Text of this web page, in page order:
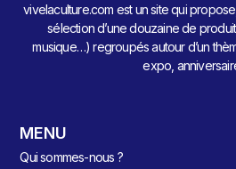
vivelaculture.com est un site qui
sélection d’une douzaine de
musique…) regroupés autour d’un
expo,
MENU
Qui sommes-nous ?